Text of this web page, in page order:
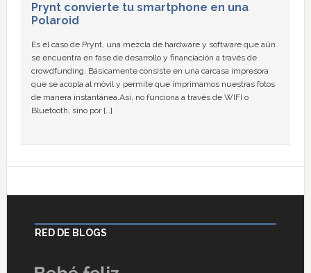
Prynt convierte tu smartphone en una
Polaroid
Es el caso de Prynt, una mezcla de hardware y software que aún
se encuentra en fase de desarrollo y financiación a través de
crowdfunding. Básicamente consiste en una carcasa impresora
que se acopla al móvil y permite que imprimamos nuestras fotos
de manera instantánea.Así, no funciona a través de WIFI o
Bluetooth, sino por […]
RED DE BLOGS